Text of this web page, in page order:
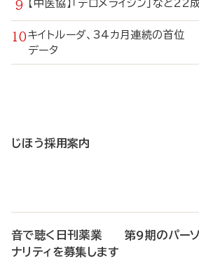
【中医協】「テロメライシン」など
キイトルーダ、34カ月連続の首位
データ
じほう採用案内
音で聴く日刊薬業 第9期のパーソ
ナリティを募集します